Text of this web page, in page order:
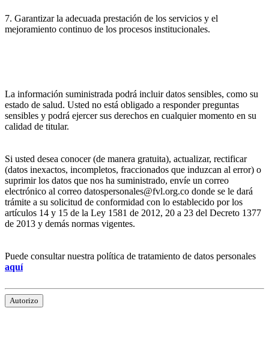
7. Garantizar la adecuada prestación de los servicios y el
mejoramiento continuo de los procesos institucionales.
La información suministrada podrá incluir datos sensibles, como su
estado de salud. Usted no está obligado a responder preguntas
sensibles y podrá ejercer sus derechos en cualquier momento en su
calidad de titular.
Si usted desea conocer (de manera gratuita), actualizar, rectificar
(datos inexactos, incompletos, fraccionados que induzcan al error) o
suprimir los datos que nos ha suministrado, envíe un correo
electrónico al correo datospersonales@fvl.org.co donde se le dará
trámite a su solicitud de conformidad con lo establecido por los
artículos 14 y 15 de la Ley 1581 de 2012, 20 a 23 del Decreto 1377
de 2013 y demás normas vigentes.
Puede consultar nuestra política de tratamiento de datos personales
aquí
Autorizo